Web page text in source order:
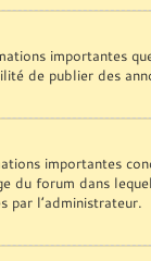
importantes
de publier des
importantes
du forum dans
par l’administrateur.